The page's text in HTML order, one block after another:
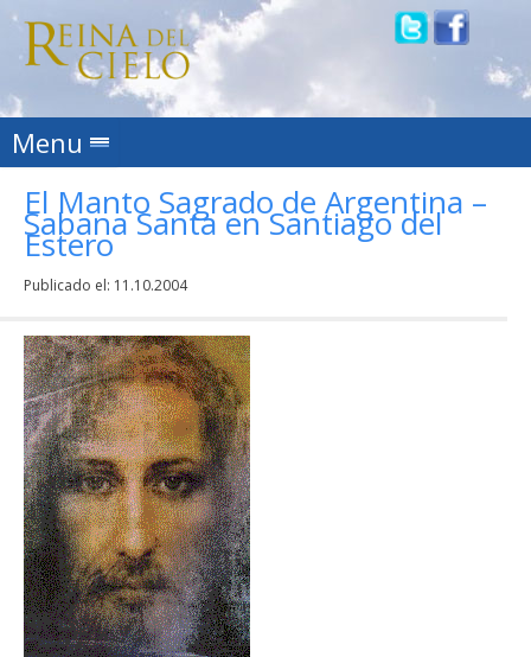
Menu Skip to content
El Manto Sagrado de Argentina –
Sabana Santa en Santiago del
Estero
Publicado el: 11.10.2004